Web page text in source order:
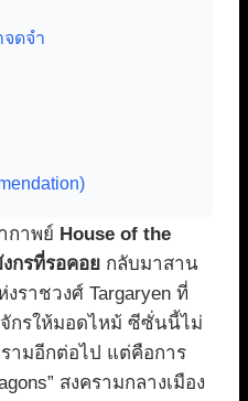
ดจำ
กาพย์ House of the
กรที่รอคอย กลับมาสาน
ราชวงศ์ Targaryen ที่
กรให้มอดไหม้ ซีซั่นนี้ไม่
ามอีกต่อไป แต่คือการ
สงครามกลางเมือง